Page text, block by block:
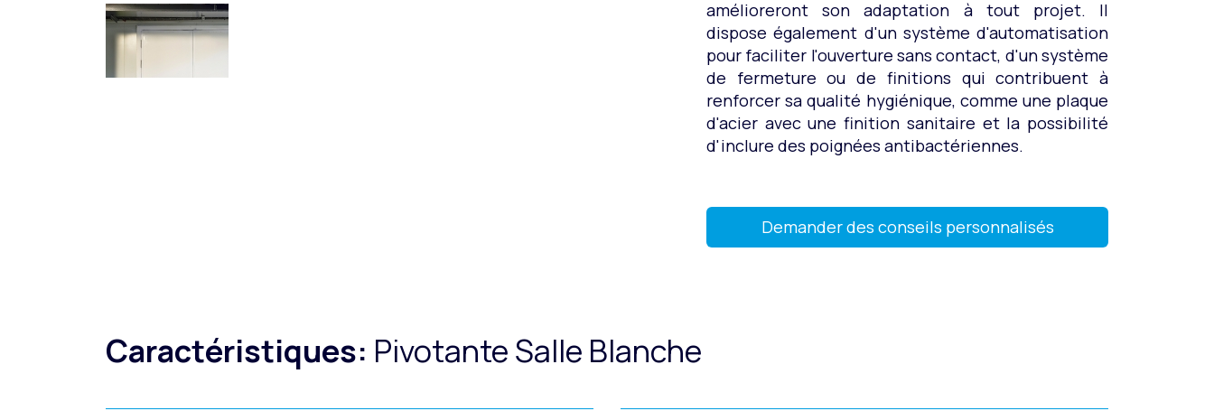
amélioreront son adaptation à tout projet. Il
dispose également d'un système d'automatisation
pour faciliter l'ouverture sans contact, d'un système
de fermeture ou de finitions qui contribuent à
renforcer sa qualité hygiénique, comme une plaque
d'acier avec une finition sanitaire et la possibilité
d'inclure des poignées antibactériennes.
Demander des conseils personnalisés
Caractéristiques: Pivotante Salle Blanche